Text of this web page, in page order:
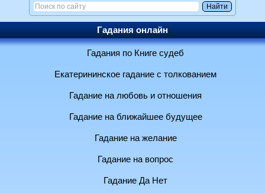
Гадания онлайн
Гадания по Книге судеб
Екатерининское гадание с толкованием
Гадание на любовь и отношения
Гадание на ближайшее будущее
Гадание на желание
Гадание на вопрос
Гадание Да Нет